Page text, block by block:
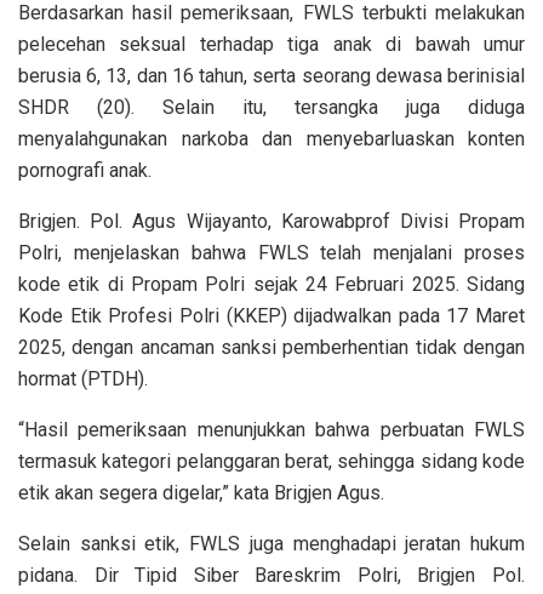
Berdasarkan hasil pemeriksaan, FWLS terbukti melakukan
pelecehan seksual terhadap tiga anak di bawah umur
berusia 6, 13, dan 16 tahun, serta seorang dewasa berinisial
SHDR (20). Selain itu, tersangka juga diduga
menyalahgunakan narkoba dan menyebarluaskan konten
pornografi anak.
Brigjen. Pol. Agus Wijayanto, Karowabprof Divisi Propam
Polri, menjelaskan bahwa FWLS telah menjalani proses
kode etik di Propam Polri sejak 24 Februari 2025. Sidang
Kode Etik Profesi Polri (KKEP) dijadwalkan pada 17 Maret
2025, dengan ancaman sanksi pemberhentian tidak dengan
hormat (PTDH).
“Hasil pemeriksaan menunjukkan bahwa perbuatan FWLS
termasuk kategori pelanggaran berat, sehingga sidang kode
etik akan segera digelar,” kata Brigjen Agus.
Selain sanksi etik, FWLS juga menghadapi jeratan hukum
pidana. Dir Tipid Siber Bareskrim Polri, Brigjen Pol.